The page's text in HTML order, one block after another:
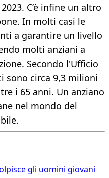
C’è infine un altro
In molti casi le
a garantire un livello
molti anziani a
Secondo l'Ufficio
sono circa 9,3 milioni
i 65 anni. Un anziano
nel mondo del
gli uomini giovani